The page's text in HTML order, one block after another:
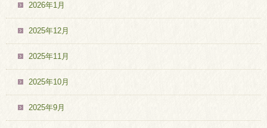
2026年1月
2025年12月
2025年11月
2025年10月
2025年9月